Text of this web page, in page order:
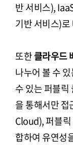
반 서비스),
기반 서비스)
또한클라우드
나누어 볼 수
수 있는 퍼블
을 통해서만
Cloud), 퍼블
합하여 유연성